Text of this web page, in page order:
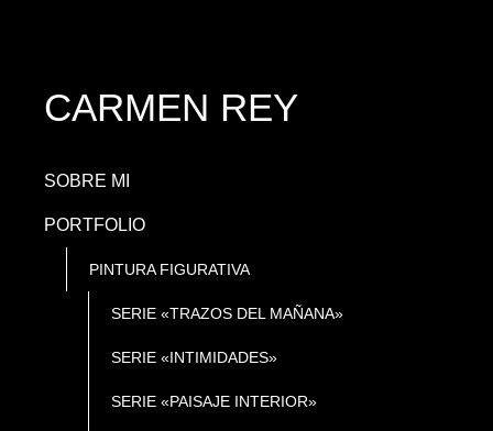
CARMEN REY
SOBRE MI
PORTFOLIO
PINTURA FIGURATIVA
SERIE «TRAZOS DEL MAÑANA»
SERIE «INTIMIDADES»
SERIE «PAISAJE INTERIOR»